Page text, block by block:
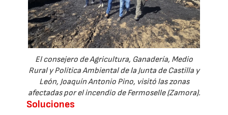
El consejero de Agricultura, Ganadería, Medio
Rural y Política Ambiental de la Junta de Castilla y
León, Joaquín Antonio Pino, visitó las zonas
afectadas por el incendio de Fermoselle (Zamora).
Soluciones